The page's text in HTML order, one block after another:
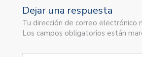
Dejar una respuesta
Tu dirección de correo electrónico
Los campos obligatorios están